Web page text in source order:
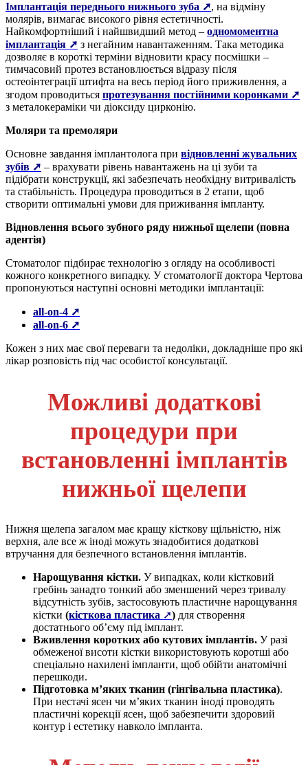
Імплантація переднього нижнього зуба ➚, на відміну
молярів, вимагає високого рівня естетичності.
Найкомфортніший і найшвидший метод – одномоментна
імплантація ➚ з негайним навантаженням. Така методика
дозволяє в короткі терміни відновити красу посмішки –
тимчасовий протез встановлюється відразу після
остеоінтеграції штифта на весь період його приживлення, а
згодом проводиться протезування постійними коронками ➚
з металокераміки чи діоксиду цирконію.
Моляри та премоляри
Основне завдання імплантолога при відновленні жувальних
зубів ➚ – врахувати рівень навантажень на ці зуби та
підібрати конструкції, які забезпечать необхідну витривалість
та стабільність. Процедура проводиться в 2 етапи, щоб
створити оптимальні умови для приживання імпланту.
Відновлення всього зубного ряду нижньої щелепи (повна
адентія)
Стоматолог підбирає технологію з огляду на особливості
кожного конкретного випадку. У стоматології доктора Чертова
пропонуються наступні основні методики імплантації:
all-on-4 ➚
all-on-6 ➚
Кожен з них має свої переваги та недоліки, докладніше про які
лікар розповість під час особистої консультації.
Можливі додаткові
процедури при
встановленні імплантів
нижньої щелепи
Нижня щелепа загалом має кращу кісткову щільністю, ніж
верхня, але все ж іноді можуть знадобитися додаткові
втручання для безпечного встановлення імплантів.
Нарощування кістки. У випадках, коли кістковий
гребінь занадто тонкий або зменшений через тривалу
відсутність зубів, застосовують пластичне нарощування
кістки (кісткова пластика ➚) для створення
достатнього об’єму під імплант.
Вживлення коротких або кутових імплантів. У разі
обмеженої висоти кістки використовують коротші або
спеціально нахилені імпланти, щоб обійти анатомічні
перешкоди.
Підготовка м’яких тканин (гінгівальна пластика).
При нестачі ясен чи м’яких тканин іноді проводять
пластичні корекції ясен, щоб забезпечити здоровий
контур і естетику навколо імпланта.